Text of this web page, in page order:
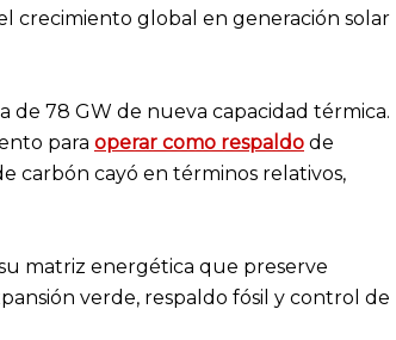
crecimiento global en generación solar
de 78 GW de nueva capacidad térmica.
para operar como respaldo de
carbón cayó en términos relativos,
matriz energética que preserve
verde, respaldo fósil y control de